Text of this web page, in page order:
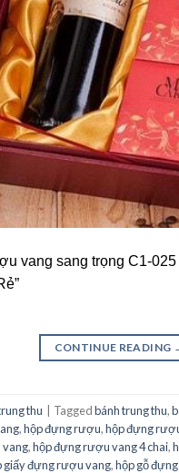
vang sang trọng C1-025
CONTINUE READING
thu Taggedbánh trung thu,
,hộp đựng rượu,hộp đựng
vang,hộp đựng rượu vang 4 chai,
giấy đựng rượu vang,hộp gỗ